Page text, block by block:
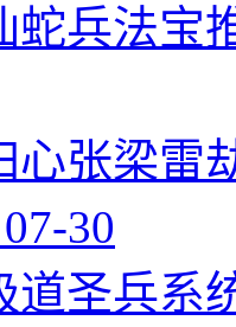
蛇兵法宝
心张梁雷
07-30
道圣兵系